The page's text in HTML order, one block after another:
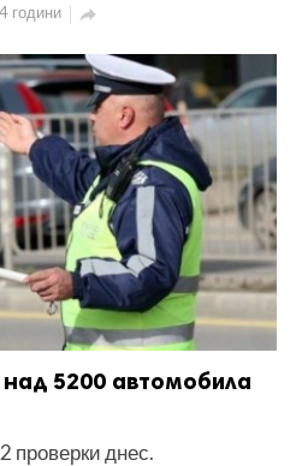
години 
5200 автомобила
проверки днес.